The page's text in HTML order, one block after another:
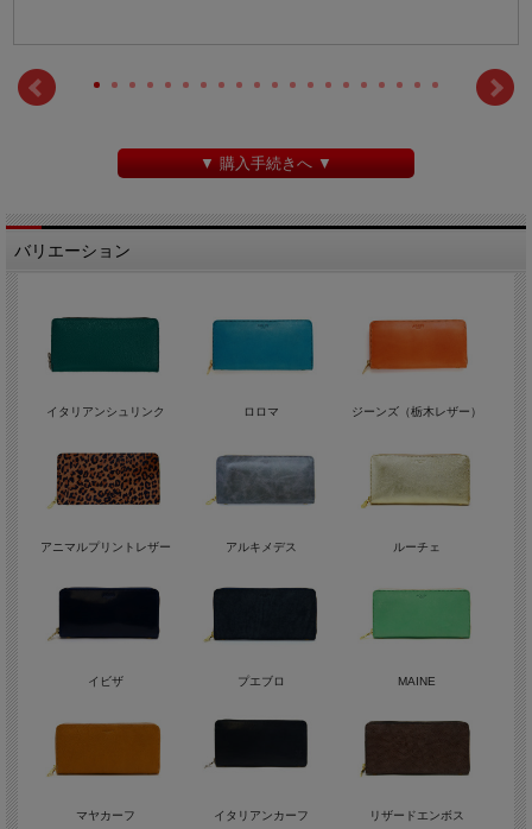
▼ 購入手続きへ ▼
バリエーション
イタリアンシュリンク ロロマ ジーンズ（栃木レザー）
アニマルプリントレザー アルキメデス ルーチェ
イビザ プエブロ MAINE
マヤカーフ イタリアンカーフ リザードエンボス